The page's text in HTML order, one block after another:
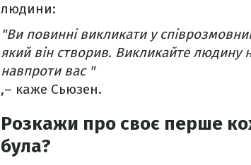
людини:
"Ви повинні викликати у
який він створив. Викликайте людину
навпроти вас "
,– каже Сьюзен.
Розкажи про своє перше
була?